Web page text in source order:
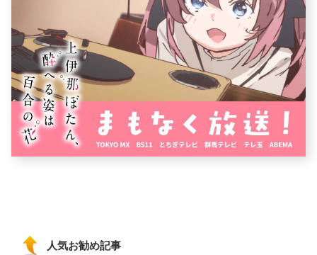
人気お勧め記事